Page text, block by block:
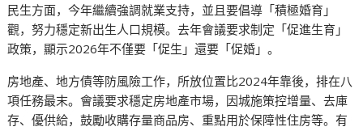
民生方面，今年繼續強調就業支持，並且要倡導「積極婚育」
觀，努力穩定新出生人口規模。去年會議要求制定「促進生育」
政策，顯示2026年不僅要「促生」還要「促婚」。
房地產、地方債等防風險工作，所放位置比2024年靠後，排在八
項任務最末。會議要求穩定房地產市場，因城施策控增量、去庫
存、優供給，鼓勵收購存量商品房、重點用於保障性住房等。有